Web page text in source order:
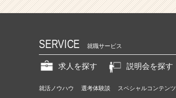
SERVICE 就職サービス
求人を探す 説明会を探す
就活ノウハウ 選考体験談 スペシャルコンテンツ